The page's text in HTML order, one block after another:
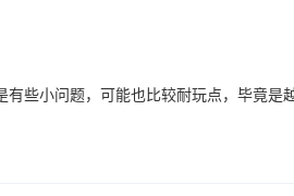
些小问题，可能也比较耐玩点，毕竟是